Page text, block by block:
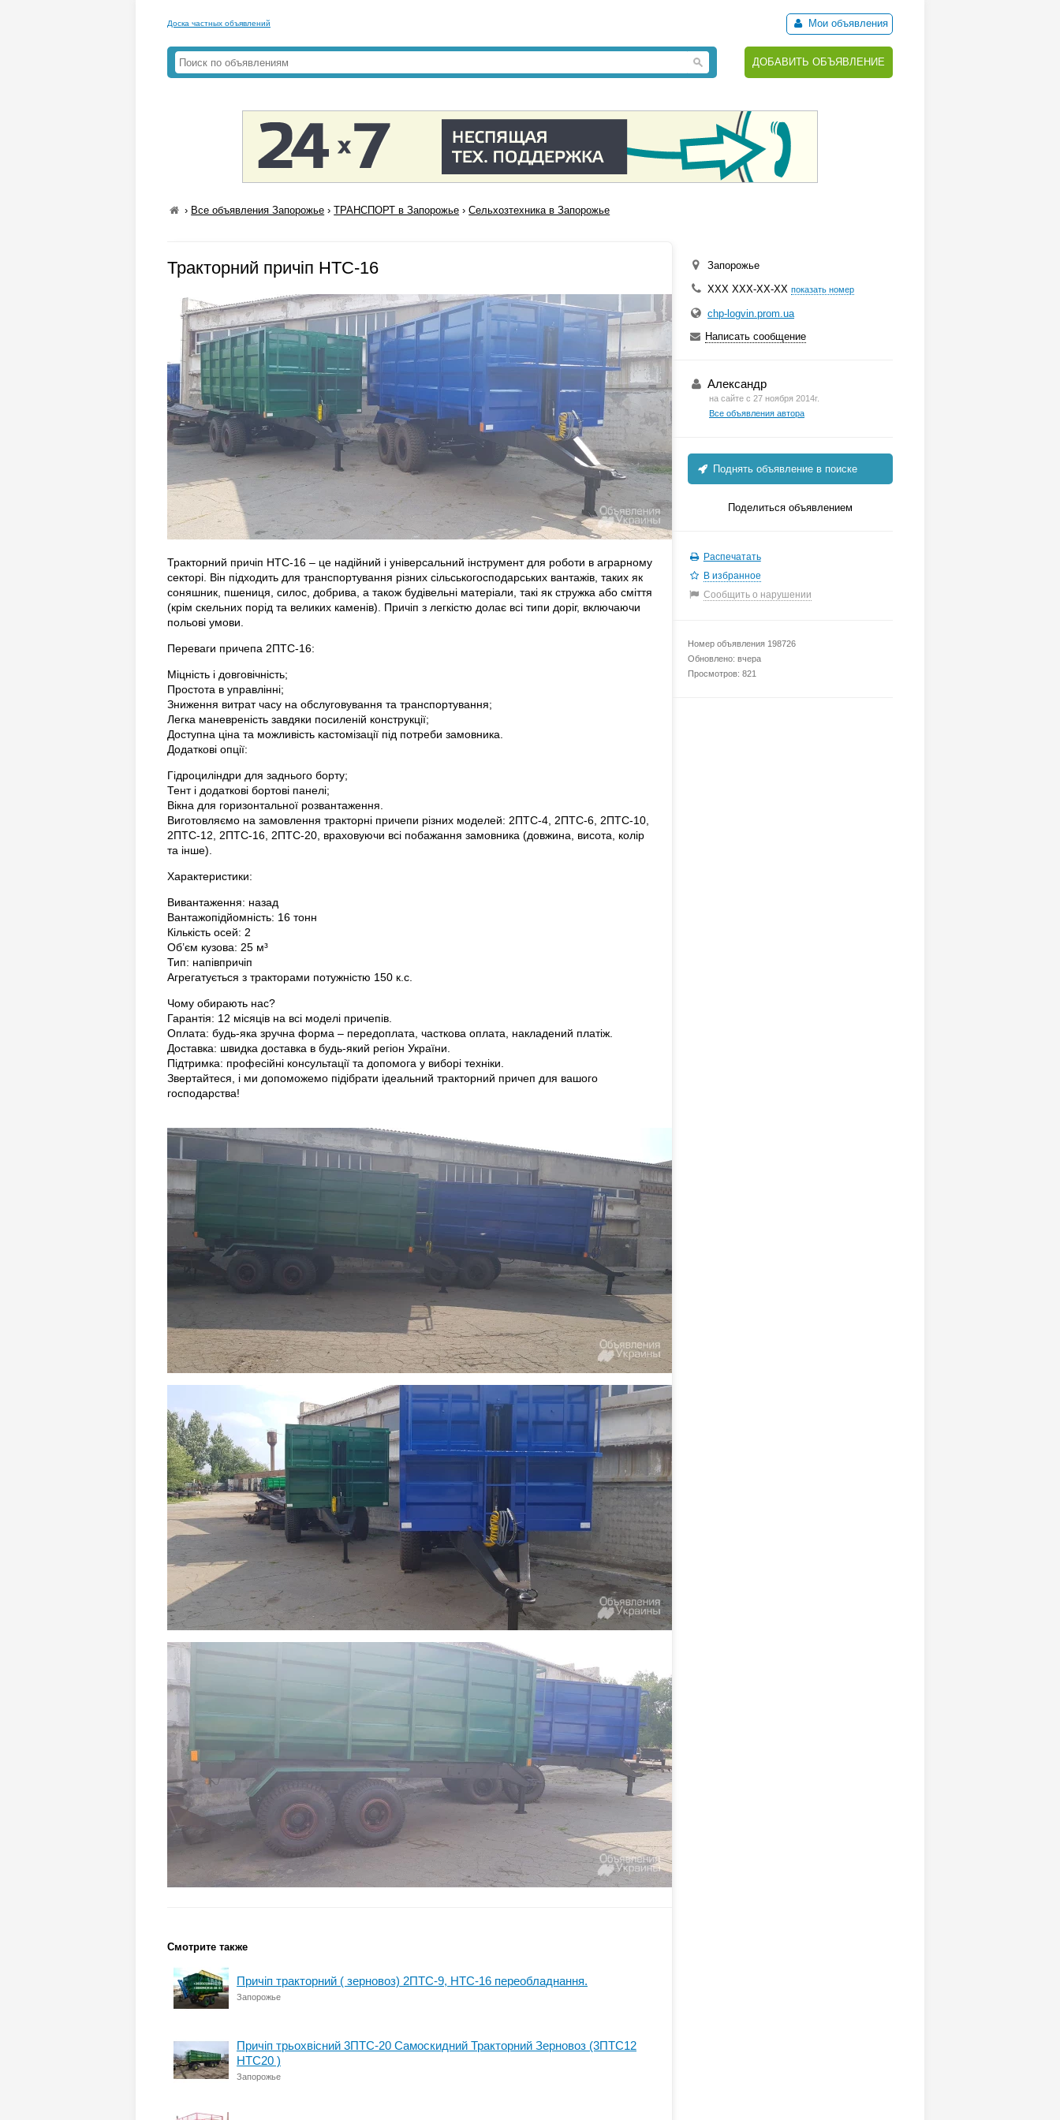
Доска частных объявлений Мои объявления
ДОБАВИТЬ ОБЪЯВЛЕНИЕ
› Все объявления Запорожье ›ТРАНСПОРТ в Запорожье ›Сельхозтехника в Запорожье
Тракторний причіп НТС-16
Тракторний причіп НТС-16 – це надійний і універсальний інструмент для роботи в аграрному
секторі. Він підходить для транспортування різних сільськогосподарських вантажів, таких як
соняшник, пшениця, силос, добрива, а також будівельні матеріали, такі як стружка або сміття
(крім скельних порід та великих каменів). Причіп з легкістю долає всі типи доріг, включаючи
польові умови.
Переваги причепа 2ПТС-16:
Міцність і довговічність;
Простота в управлінні;
Зниження витрат часу на обслуговування та транспортування;
Легка маневреність завдяки посиленій конструкції;
Доступна ціна та можливість кастомізації під потреби замовника.
Додаткові опції:
Гідроциліндри для заднього борту;
Тент і додаткові бортові панелі;
Вікна для горизонтальної розвантаження.
Виготовляємо на замовлення тракторні причепи різних моделей: 2ПТС-4, 2ПТС-6, 2ПТС-10,
2ПТС-12, 2ПТС-16, 2ПТС-20, враховуючи всі побажання замовника (довжина, висота, колір
та інше).
Характеристики:
Вивантаження: назад
Вантажопідйомність: 16 тонн
Кількість осей: 2
Об’єм кузова: 25 м³
Тип: напівпричіп
Агрегатується з тракторами потужністю 150 к.с.
Чому обирають нас?
Гарантія: 12 місяців на всі моделі причепів.
Оплата: будь-яка зручна форма – передоплата, часткова оплата, накладений платіж.
Доставка: швидка доставка в будь-який регіон України.
Підтримка: професійні консультації та допомога у виборі техніки.
Звертайтеся, і ми допоможемо підібрати ідеальний тракторний причеп для вашого
господарства!
Смотрите также
Причіп тракторний ( зерновоз) 2ПТС-9, НТС-16 переобладнання.
Запорожье
Причіп трьохвісний 3ПТС-20 Самоскидний Тракторний Зерновоз (3ПТС12
НТС20 )
Запорожье
Запорожье
ХХХ ХХХ-ХХ-ХХ показать номер
chp-logvin.prom.ua
Написать сообщение
Александр
на сайте с 27 ноября 2014г.
Все объявления автора
Поднять объявление в поиске
Поделиться объявлением
Распечатать
В избранное
Сообщить о нарушении
Номер объявления 198726
Обновлено: вчера
Просмотров: 821